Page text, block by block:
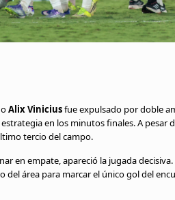
Alix Viniciusfue expulsado por doble
en los minutos finales. A pesar
tercio del campo.
en empate, apareció la jugada
del área para marcar el único gol del